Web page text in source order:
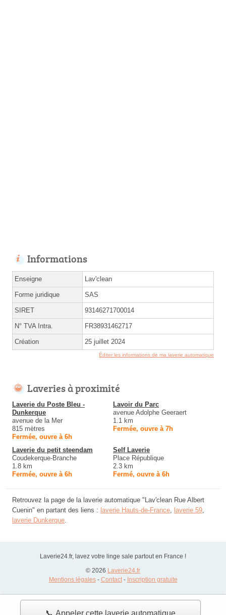
📞 Appeler cette laverie automatique
Informations
Enseigne Lav'clean
Forme juridique SAS
SIRET 93146271700014
N° TVA Intra. FR38931462717
Création 25 juillet 2024
Éditer les informations de ma laverie automatique
Laveries à proximité
Laverie du Poste Bleu -
Dunkerque
avenue de la Mer
815 mètres
Fermée, ouvre à 6h
Lavoir du Parc
avenue Adolphe Geeraert
1.1 km
Fermée, ouvre à 7h
Laverie du petit steendam
Coudekerque-Branche
1.8 km
Fermée, ouvre à 6h
Self Laverie
Place République
2.3 km
Fermé, ouvre à 6h
Retrouvez la page de la laverie automatique "Lav'clean Rue Albert
Cuenin" en partant des liens : laverie Hauts-de-France, laverie 59,
laverie Dunkerque.
Laverie24.fr, lavez votre linge sale partout en France !
© 2026 Laverie24.fr
Mentions légales- Contact- Inscription gratuite